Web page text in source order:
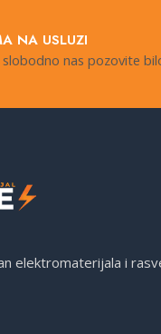
NA USLUZI
nas pozovite
elektromaterijala i